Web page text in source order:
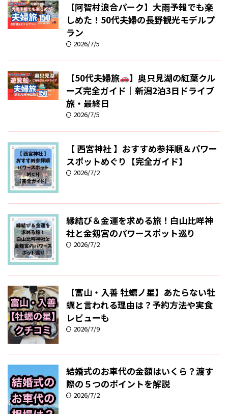
【阿智村浪合パーク】大雨予報でも楽
しめた！50代夫婦の長野観光モデルプ
ラン
2026/7/5
【50代夫婦旅
】奥只見湖の紅葉クル
ーズ完全ガイド｜新潟2泊3日ドライブ
旅・最終日
2026/7/5
【 西宮神社 】おすすめ参拝順＆パワー
スポットめぐり【完全ガイド】
2026/7/2
縁結び＆金運を求める旅！白山比咩神
社と金剱宮のパワースポット巡り
2026/7/2
【富山・入善 牡蠣ノ星】あたらない牡
蠣と言われる理由は？予約方法や実食
レビューも
2026/7/9
結婚式のお車代の金額はいくら？渡す
際の５つのポイントを解説
2026/7/2